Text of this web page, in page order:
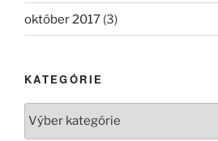
október 2017 (3)
KATEGÓRIE
Kategórie